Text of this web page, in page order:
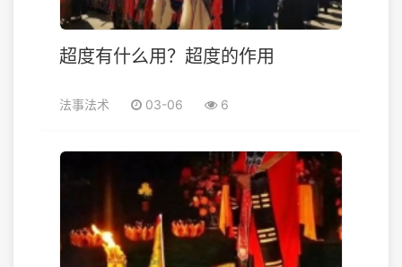
超度有什么用？超度的作用
法事法术 03-06 6